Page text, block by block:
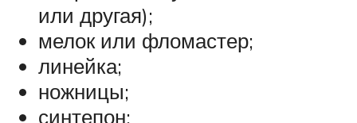
или другая);
мелок или фломастер;
линейка;
ножницы;
синтепон;